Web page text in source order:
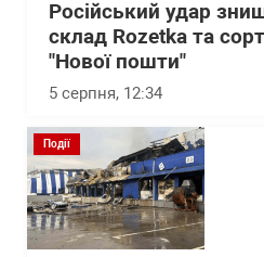
Російський удар
склад Rozetka та
"Нової пошти"
5 серпня, 12:34
Події